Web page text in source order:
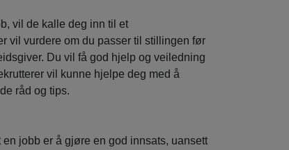
vil de kalle deg inn til et
vil vurdere om du passer til stillingen før
Du vil få god hjelp og veiledning
vil kunne hjelpe deg med å
råd og tips.
jobb er å gjøre en god innsats, uansett